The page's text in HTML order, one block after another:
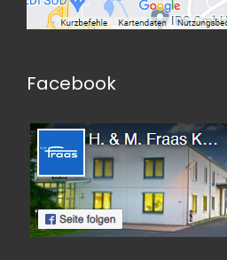
Facebook